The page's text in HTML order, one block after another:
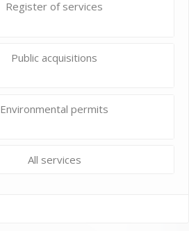
Register of services
Public acquisitions
Environmental permits
All services